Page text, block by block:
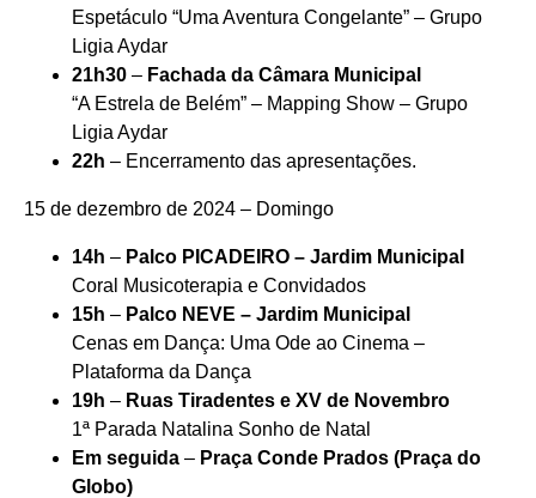
Espetáculo “Uma Aventura Congelante” – Grupo
Ligia Aydar
21h30 – Fachada da Câmara Municipal
“A Estrela de Belém” – Mapping Show – Grupo
Ligia Aydar
22h – Encerramento das apresentações.
15 de dezembro de 2024 – Domingo
14h – Palco PICADEIRO – Jardim Municipal
Coral Musicoterapia e Convidados
15h – Palco NEVE – Jardim Municipal
Cenas em Dança: Uma Ode ao Cinema –
Plataforma da Dança
19h – Ruas Tiradentes e XV de Novembro
1ª Parada Natalina Sonho de Natal
Em seguida – Praça Conde Prados (Praça do
Globo)